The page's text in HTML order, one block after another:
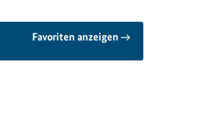
Favoriten anzeigen